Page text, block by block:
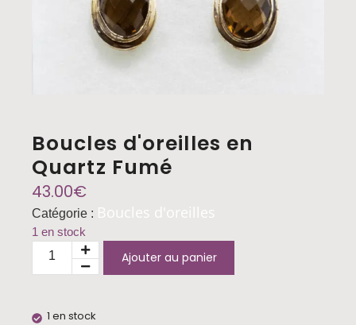
Boucles d'oreilles en
Quartz Fumé
43.00€
Catégorie : Boucles d'oreilles
1 en stock
Ajouter au panier
1 en stock